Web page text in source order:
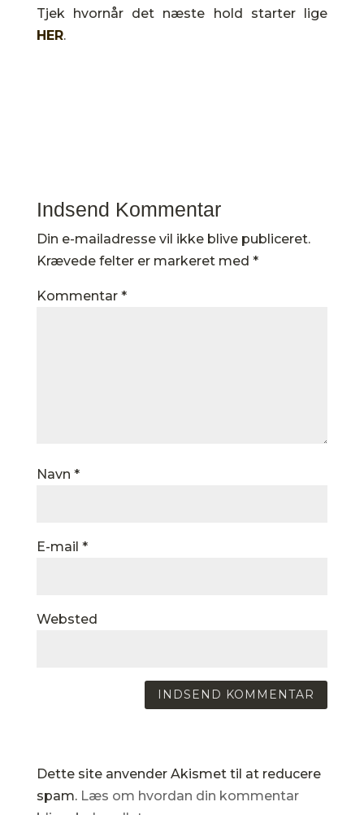
Tjek hvornår det næste hold starter lige
HER.
Indsend Kommentar
Din e-mailadresse vil ikke blive publiceret.
Krævede felter er markeret med *
Kommentar *
Navn *
E-mail *
Websted
Dette site anvender Akismet til at reducere
spam. Læs om hvordan din kommentar